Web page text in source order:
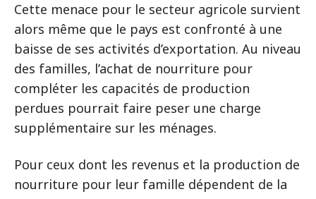
Cette menace pour le secteur agricole survient
alors même que le pays est confronté à une
baisse de ses activités d’exportation. Au niveau
des familles, l’achat de nourriture pour
compléter les capacités de production
perdues pourrait faire peser une charge
supplémentaire sur les ménages.
Pour ceux dont les revenus et la production de
nourriture pour leur famille dépendent de la